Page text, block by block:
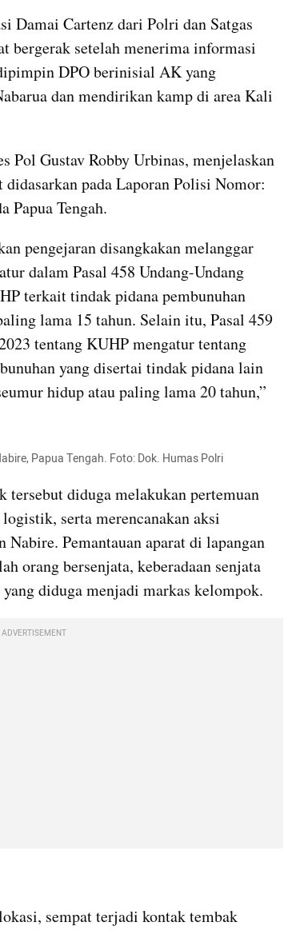
Damai Cartenz dari Polri dan Satgas
setelah menerima informasi
DPO berinisial AK yang
dan mendirikan kamp di area Kali
Pol Gustav Robby Urbinas, menjelaskan
didasarkan pada Laporan Polisi Nomor:
Papua Tengah.
pengejaran disangkakan melanggar
dalam Pasal 458 Undang-Undang
terkait tindak pidana pembunuhan
lama 15 tahun. Selain itu, Pasal 459
tentang KUHP mengatur tentang
yang disertai tindak pidana lain
hidup atau paling lama 20 tahun,”
Papua Tengah. Foto: Dok. Humas Polri
diduga melakukan pertemuan
serta merencanakan aksi
Nabire. Pemantauan aparat di lapangan
orang bersenjata, keberadaan senjata
diduga menjadi markas kelompok.
ADVERTISEMENT
sempat terjadi kontak tembak